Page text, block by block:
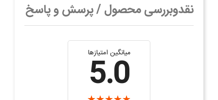
نقدوبررسی محصول / پرسش و پاسخ
میانگین امتیازها
5.0